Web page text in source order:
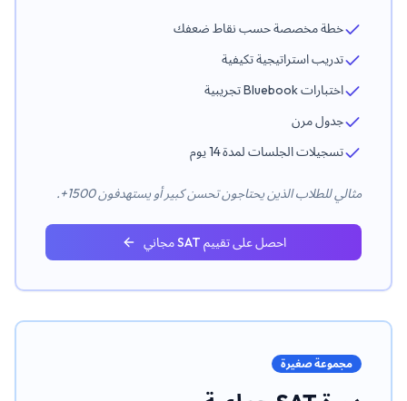
خطة مخصصة حسب نقاط ضعفك
تدريب استراتيجية تكيفية
اختبارات Bluebook تجريبية
جدول مرن
تسجيلات الجلسات لمدة 14 يوم
مثالي للطلاب الذين يحتاجون تحسن كبير أو يستهدفون 1500+.
احصل على تقييم SAT مجاني
مجموعة صغيرة